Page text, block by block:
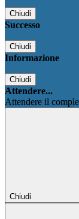
Chiudi
Successo
Chiudi
Informazione
Chiudi
Attendere...
Attendere il
Chiudi